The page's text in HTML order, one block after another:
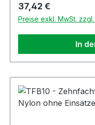
Regulärer Preis:
37,42 €
Preise exkl. MwSt.
In